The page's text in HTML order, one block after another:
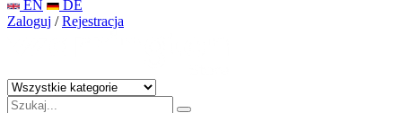
EN
DE
Zaloguj / Rejestracja